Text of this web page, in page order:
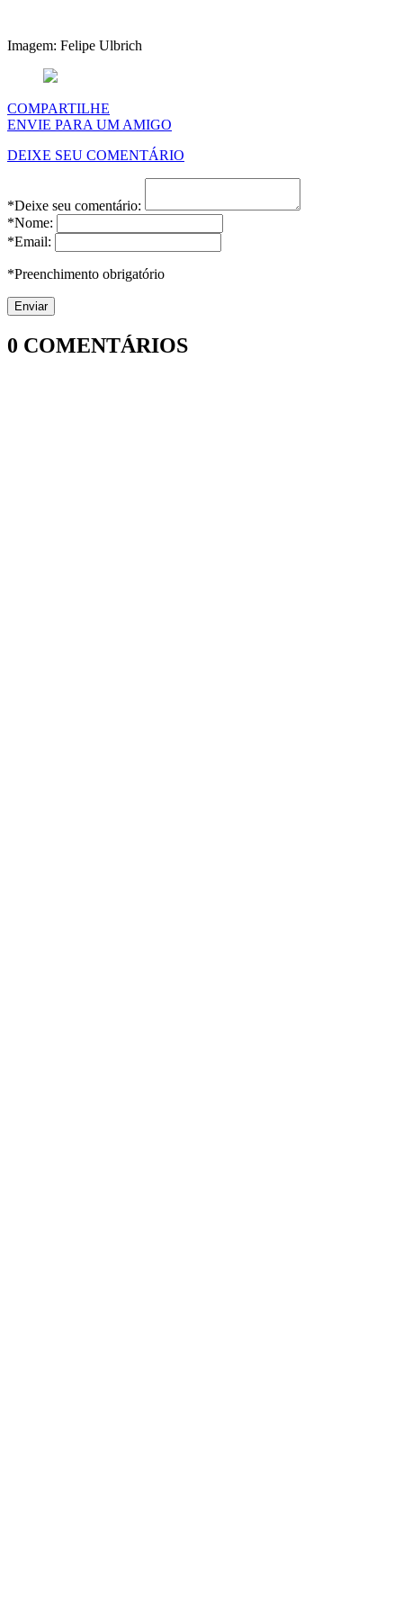
Imagem: Felipe Ulbrich
COMPARTILHE
ENVIE PARA UM AMIGO
DEIXE SEU COMENTÁRIO
*Deixe seu comentário:
*Nome:
*Email:
*Preenchimento obrigatório
0 COMENTÁRIOS